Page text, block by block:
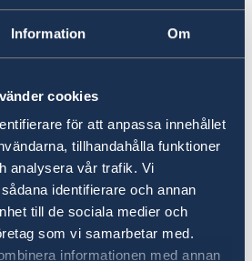
Information Om
cookies
för att anpassa innehållet
tillhandahålla funktioner
analysera vår trafik. Vi
identifierare och annan
till de sociala medier och
som vi samarbetar med.
informationen med annan
katastrofer
säkerhet
företag
i huvudstaden med
rån och överfall
Nouakchotts
efter mörkrets inbrott.
rån kan förekomma på
runt. Framför allt efter
man inte promenera eller